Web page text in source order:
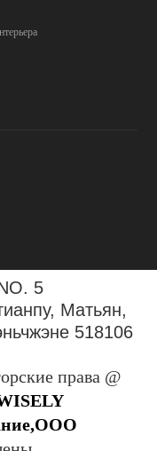
5
Матьян,
518106
права @